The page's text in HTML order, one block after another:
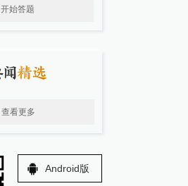
开始答题
查看更多
Android版